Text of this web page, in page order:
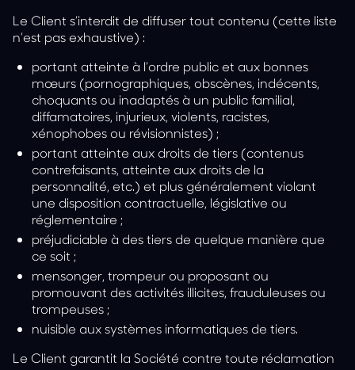
Le Client s’interdit de diffuser tout contenu (cette liste
n’est pas exhaustive) :
portant atteinte à l’ordre public et aux bonnes
mœurs (pornographiques, obscènes, indécents,
choquants ou inadaptés à un public familial,
diffamatoires, injurieux, violents, racistes,
xénophobes ou révisionnistes) ;
portant atteinte aux droits de tiers (contenus
contrefaisants, atteinte aux droits de la
personnalité, etc.) et plus généralement violant
une disposition contractuelle, législative ou
réglementaire ;
préjudiciable à des tiers de quelque manière que
ce soit ;
mensonger, trompeur ou proposant ou
promouvant des activités illicites, frauduleuses ou
trompeuses ;
nuisible aux systèmes informatiques de tiers.
Le Client garantit la Société contre toute réclamation